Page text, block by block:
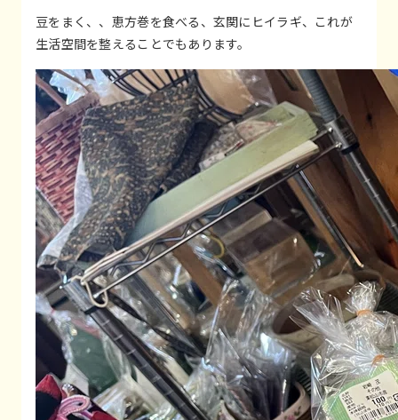
豆をまく、、恵方巻を食べる、玄関にヒイラギ、これが
生活空間を整えることでもあります。